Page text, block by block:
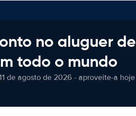
no aluguer de
todo o mundo
de agosto de 2026 - aproveite-a hoje